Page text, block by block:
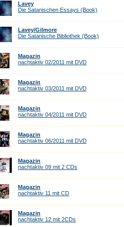
Lavey
Die Satanischen Essays (Book)
Lavey/Gilmore
Die Satanische Bibliothek (Book)
Magazin
nachtaktiv 02/2011 mit DVD
Magazin
nachtaktiv 03/2011 mit DVD
Magazin
nachtaktiv 04/2011 mit DVD
Magazin
nachtaktiv 06/2011 mit DVD
Magazin
nachtaktiv 09 mit 2 CDs
Magazin
nachtaktiv 11 mit CD
Magazin
nachtaktiv 12 mit 2CDs